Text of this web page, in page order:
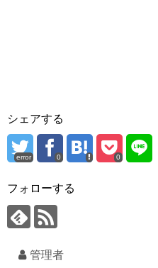
シェアする
error 0 0
フォローする
管理者